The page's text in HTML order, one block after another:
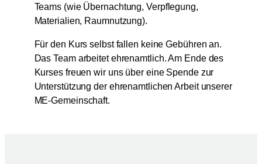
Teams (wie Übernachtung, Verpflegung,
Materialien, Raumnutzung).
Für den Kurs selbst fallen keine Gebühren an.
Das Team arbeitet ehrenamtlich. Am Ende des
Kurses freuen wir uns über eine Spende zur
Unterstützung der ehrenamtlichen Arbeit unserer
ME-Gemeinschaft.